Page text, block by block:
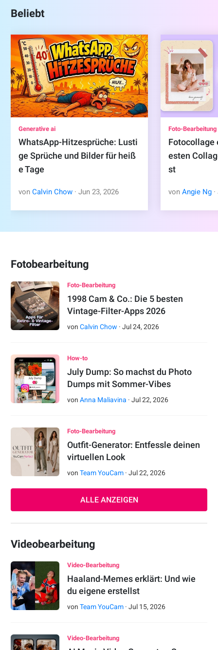
Beliebt
Generative ai
WhatsApp-Hitzesprüche: Lusti
ge Sprüche und Bilder für heiß
e Tage
vonCalvin Chow ·Jun 23, 2026
Foto-Bearbeitung
Fotocollage
esten
st
vonAngie Ng ·
Fotobearbeitung
Foto-Bearbeitung
1998 Cam & Co.: Die 5 besten
Vintage-Filter-Apps 2026
vonCalvin Chow ·Jul 24,2026
How-to
July Dump: So machst du Photo
Dumps mit Sommer-Vibes
vonAnna Maliavina ·Jul 22,2026
Foto-Bearbeitung
Outfit-Generator: Entfessle deinen
virtuellen Look
vonTeam YouCam ·Jul 22,2026
ALLE ANZEIGEN
Videobearbeitung
Video-Bearbeitung
Haaland-Memes erklärt: Und wie
du eigene erstellst
vonTeam YouCam ·Jul 15,2026
Video-Bearbeitung